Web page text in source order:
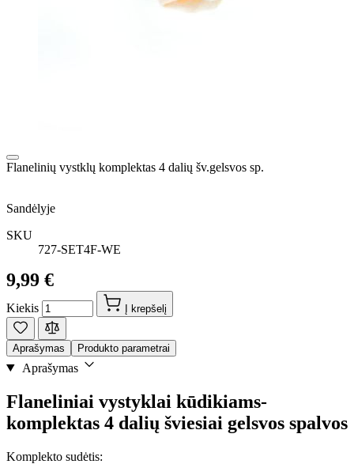
Flanelinių vystklų komplektas 4 dalių šv.gelsvos sp.
Sandėlyje
SKU
727-SET4F-WE
9,99 €
Kiekis Į krepšelį
Aprašymas Produkto parametrai
Aprašymas
Flaneliniai vystyklai kūdikiams-
komplektas 4 dalių šviesiai gelsvos spalvos
Komplekto sudėtis: